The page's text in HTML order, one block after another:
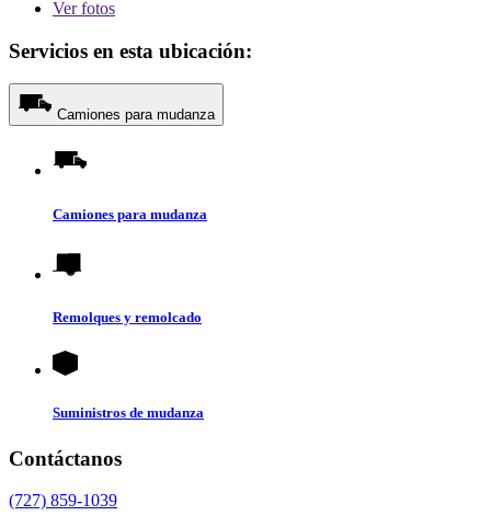
Verfotos
Servicios en esta ubicación:
Camiones para mudanza
Camiones para mudanza
Remolques y remolcado
Suministros de mudanza
Contáctanos
(727) 859-1039